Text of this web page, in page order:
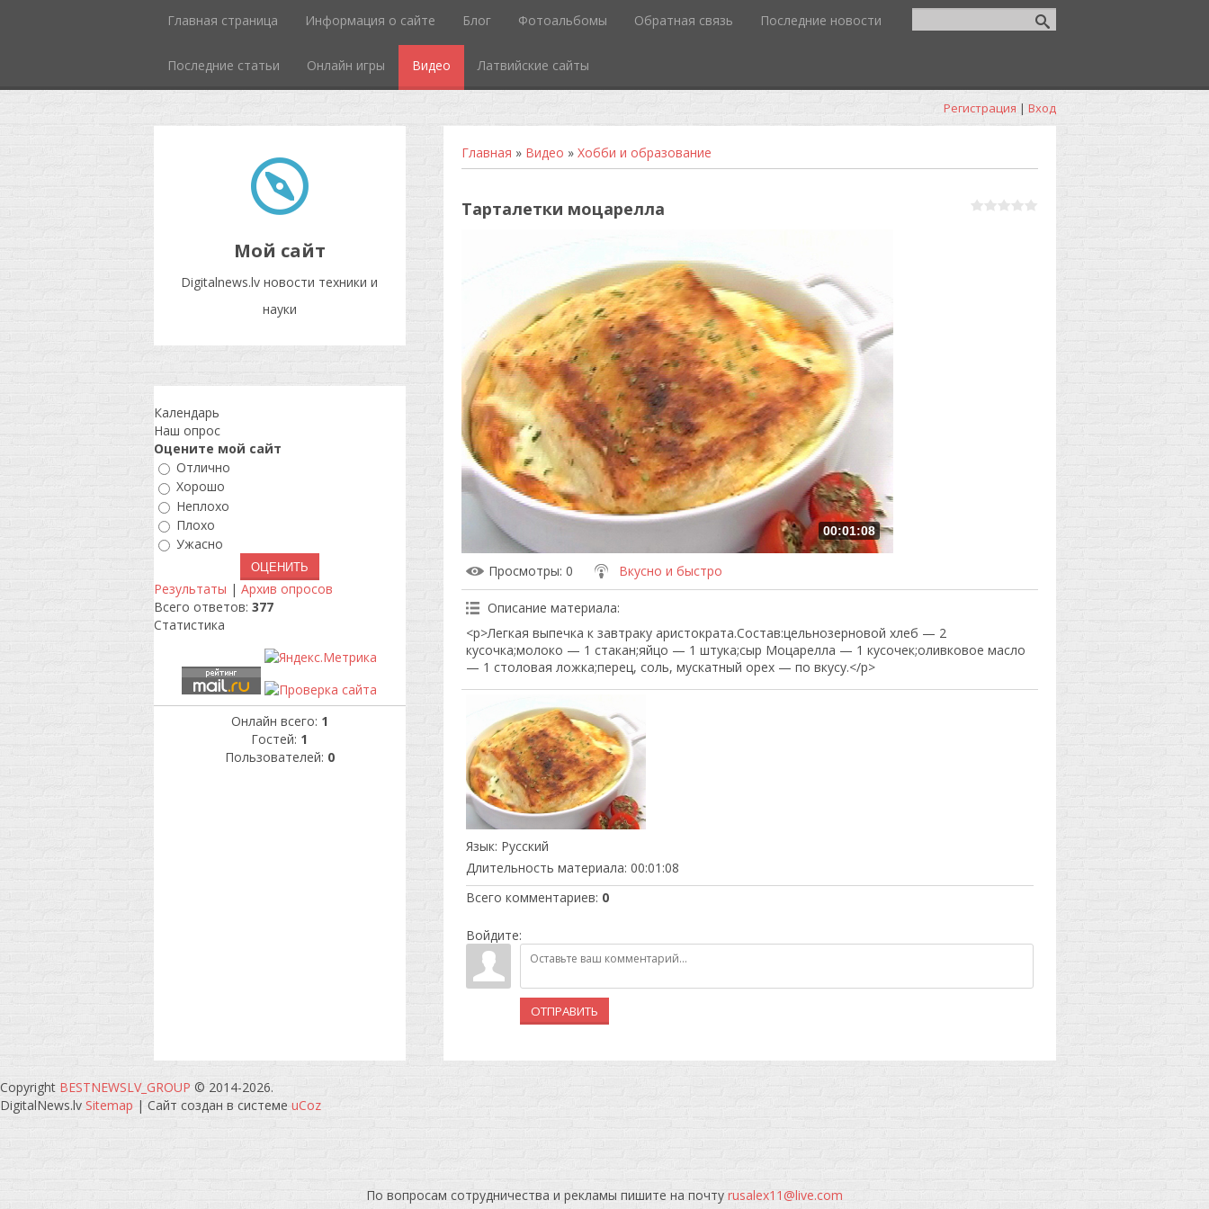
Главная страница Информация о сайте Блог Фотоальбомы Обратная связь Последние новости
Последние статьи Онлайн игры Видео Латвийские сайты
Регистрация | Вход
Мой сайт
Digitalnews.lv новости техники и
науки
Главная » Видео » Хобби и образование
Тарталетки моцарелла
00:01:08
Просмотры: 0 Вкусно и быстро
Описание материала:
<p>Легкая выпечка к завтраку аристократа.Состав:цельнозерновой хлеб — 2
кусочка;молоко — 1 стакан;яйцо — 1 штука;сыр Моцарелла — 1 кусочек;оливковое масло
— 1 столовая ложка;перец, соль, мускатный орех — по вкусу.</p>
Язык: Русский
Длительность материала: 00:01:08
Всего комментариев: 0
Войдите:
ОТПРАВИТЬ
Календарь
Наш опрос
Оцените мой сайт
Отлично
Хорошо
Неплохо
Плохо
Ужасно
Результаты | Архив опросов
Всего ответов: 377
Статистика
Онлайн всего: 1
Гостей: 1
Пользователей: 0
Copyright BESTNEWSLV_GROUP © 2014-2026.
DigitalNews.lv Sitemap | Сайт создан в системе uCoz
По вопросам сотрудничества и рекламы пишите на почту rusalex11@live.com